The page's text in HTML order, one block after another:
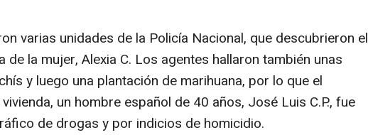
varias unidades de la Policía Nacional, que descubrieron el
de la mujer, Alexia C. Los agentes hallaron también unas
y luego una plantación de marihuana, por lo que el
un hombre español de 40 años, José Luis C.P., fue
de drogas y por indicios de homicidio.